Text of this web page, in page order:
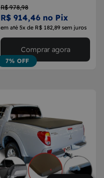
R$ 978,98
R$ 914,46 no Pix
em até 5x de R$ 182,89 sem juros
7% OFF
Comprar agora